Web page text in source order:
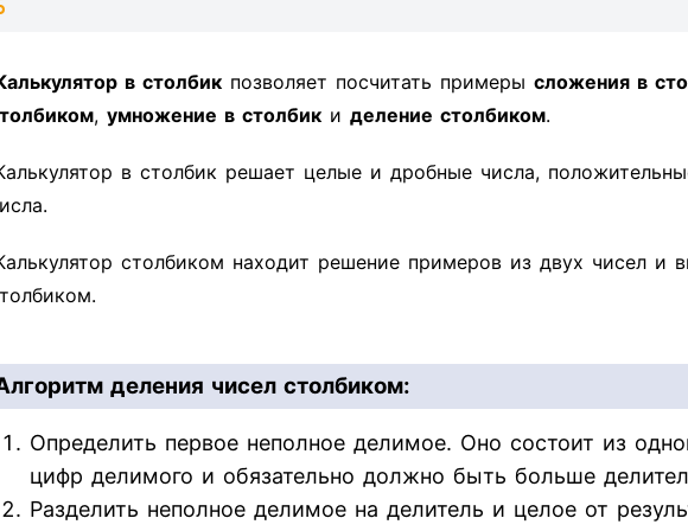
в столбик позволяет посчитать примеры сложения в
, умножение в столбик и деление столбиком.
в столбик решает целые и дробные числа,
столбиком находит решение примеров из двух чисел и
деления чисел столбиком:
Определить первое неполное делимое. Оно состоит из
цифр делимого и обязательно должно быть больше
Разделить неполное делимое на делитель и целое от